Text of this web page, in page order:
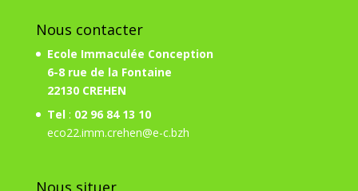
Nous contacter
Ecole Immaculée Conception
6-8 rue de la Fontaine
22130 CREHEN
Tel: 02 96 84 13 10
eco22.imm.crehen@e-c.bzh